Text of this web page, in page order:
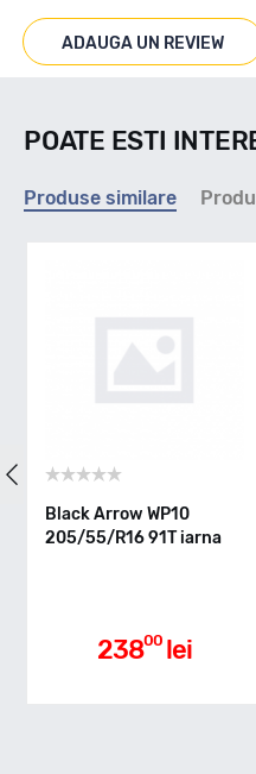
Marcaje
Indice viteza
Aderenta pe carosabil ud
ADAUGA UN REVIEW
POATE ESTI
Produse similare
Black Arrow WP10
205/55/R16 91T iarna
23800 lei